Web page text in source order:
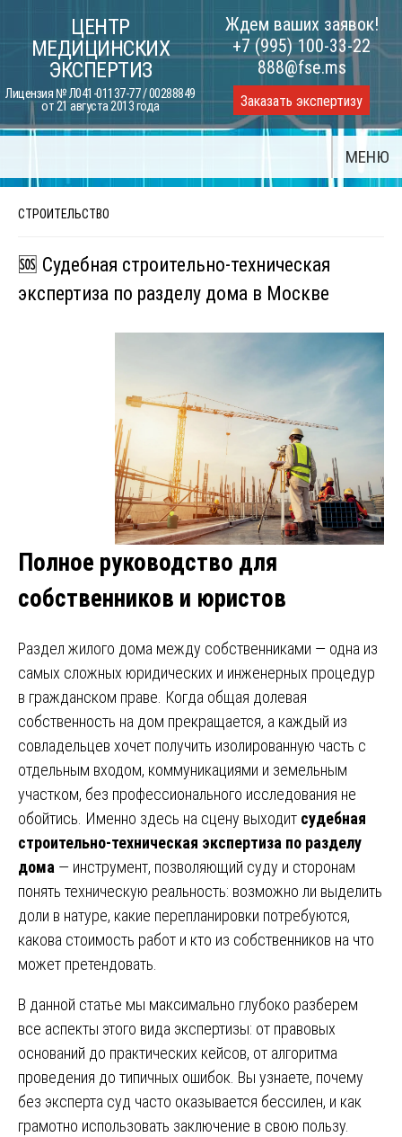
content
ЦЕНТР
МЕДИЦИНСКИХ
ЭКСПЕРТИЗ
Лицензия № Л041-01137-77 / 00288849
от 21 августа 2013 года
Ждем ваших заявок!
+7 (995) 100-33-22
888@fse.ms
Заказать экспертизу
МЕНЮ
СТРОИТЕЛЬСТВО
🆘 Судебная строительно-техническая
экспертиза по разделу дома в Москве
Полное руководство для
собственников и юристов
Раздел жилого дома между собственниками — одна из
самых сложных юридических и инженерных процедур
в гражданском праве. Когда общая долевая
собственность на дом прекращается, а каждый из
совладельцев хочет получить изолированную часть с
отдельным входом, коммуникациями и земельным
участком, без профессионального исследования не
обойтись. Именно здесь на сцену выходит судебная
строительно-техническая экспертиза по разделу
дома — инструмент, позволяющий суду и сторонам
понять техническую реальность: возможно ли выделить
доли в натуре, какие перепланировки потребуются,
какова стоимость работ и кто из собственников на что
может претендовать.
В данной статье мы максимально глубоко разберем
все аспекты этого вида экспертизы: от правовых
оснований до практических кейсов, от алгоритма
проведения до типичных ошибок. Вы узнаете, почему
без эксперта суд часто оказывается бессилен, и как
грамотно использовать заключение в свою пользу.